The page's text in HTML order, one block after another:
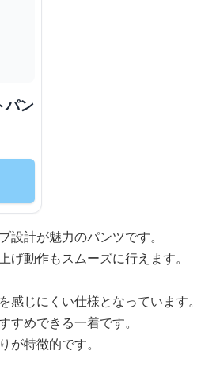
パン
計が魅力のパンツです。
動作もスムーズに行えます。
じにくい仕様となっています。
めできる一着です。
特徴的です。